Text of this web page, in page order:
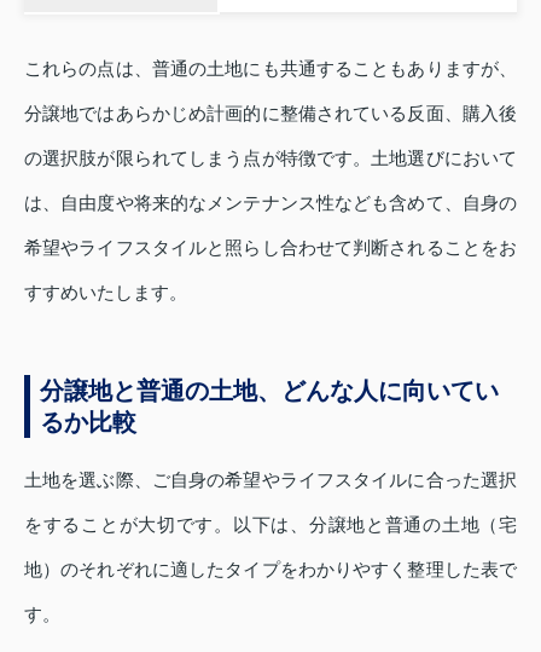
これらの点は、普通の土地にも共通することもありますが、
分譲地ではあらかじめ計画的に整備されている反面、購入後
の選択肢が限られてしまう点が特徴です。土地選びにおいて
は、自由度や将来的なメンテナンス性なども含めて、自身の
希望やライフスタイルと照らし合わせて判断されることをお
すすめいたします。
分譲地と普通の土地、どんな人に向いてい
るか比較
土地を選ぶ際、ご自身の希望やライフスタイルに合った選択
をすることが大切です。以下は、分譲地と普通の土地（宅
地）のそれぞれに適したタイプをわかりやすく整理した表で
す。